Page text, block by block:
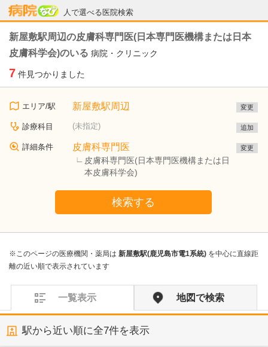
人で選べる医院検索
病院なび
新屋敷駅周辺の皮膚科専門医(日本専門医機構または日本
皮膚科学会)のいる 病院・クリニック
7 件見つかりました
エリア/駅 新屋敷駅周辺 変更
診療科目 (未指定) 追加
詳細条件 皮膚科専門医
皮膚科専門医(日本専門医機構または日
本皮膚科学会)
変更
検索する
※このページの医療機関・薬局は 新屋敷駅(鹿児島市電1系統) を中心に直線距
離の近い順で表示されています
一覧表示 地図で検索
駅から近い順に全7件を表示